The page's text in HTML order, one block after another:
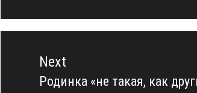
Next
Next
Родинка «не такая, как